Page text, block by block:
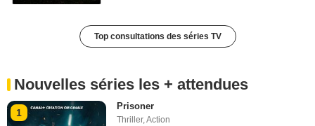
Top consultations des séries TV
Nouvelles séries les + attendues
1
Prisoner
Thriller,Action